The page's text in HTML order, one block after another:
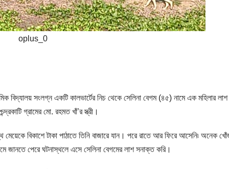
oplus_0
বিদ্যালয় সংলগ্ন একটি কালভার্টের নিচ থেকে সেলিনা বেগম (৪৫) নামে এক মহিলার
গ্রামের মো. রহমত খাঁ’র স্ত্রী।
বিকাশে টাকা পাঠাতে তিনি বাজারে যান। পরে রাতে আর ফিরে আসেনি৷ অনেক
জানতে পেরে ঘটনাস্থলে এসে সেলিনা বেগমের লাশ সনাক্ত করি।